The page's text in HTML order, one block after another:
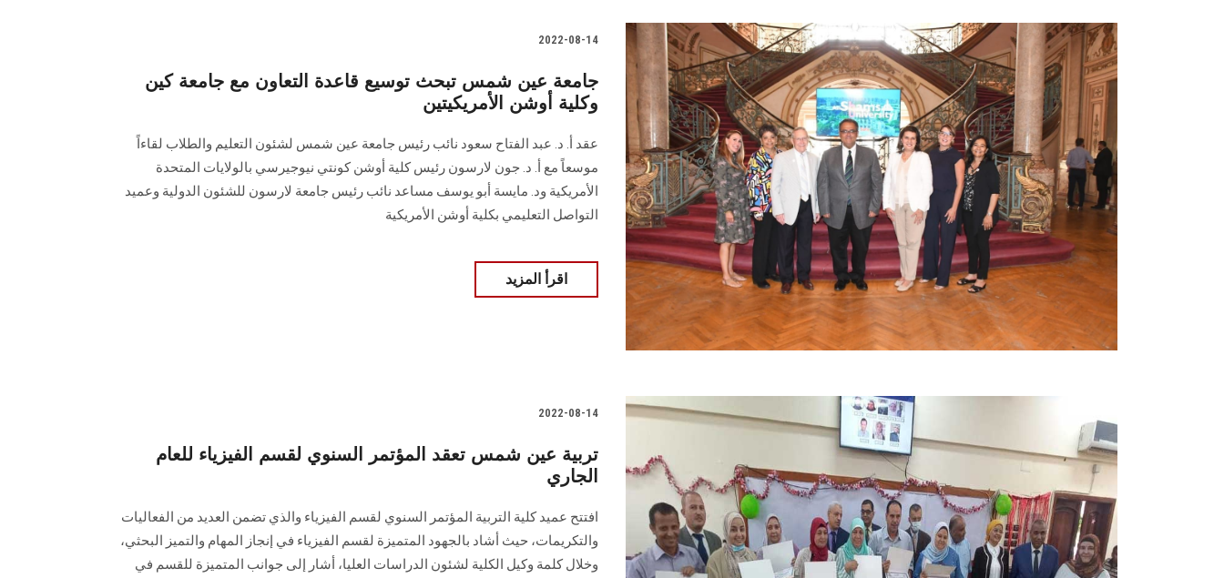
2022-08-14
جامعة عين شمس تبحث توسيع قاعدة التعاون مع جامعة كين
وكلية أوشن الأمريكيتين
عقد أ. د. عبد الفتاح سعود نائب رئيس جامعة عين شمس لشئون التعليم والطلاب لقاءاً
موسعاً مع أ. د. جون لارسون رئيس كلية أوشن كونتي نيوجيرسي بالولايات المتحدة
الأمريكية ود. مايسة أبو يوسف مساعد نائب رئيس جامعة لارسون للشئون الدولية وعميد
التواصل التعليمي بكلية أوشن الأمريكية
اقرأ المزيد
2022-08-14
تربية عين شمس تعقد المؤتمر السنوي لقسم الفيزياء للعام
الجاري
افتتح عميد كلية التربية المؤتمر السنوي لقسم الفيزياء والذي تضمن العديد من الفعاليات
والتكريمات، حيث أشاد بالجهود المتميزة لقسم الفيزياء في إنجاز المهام والتميز البحثي،
وخلال كلمة وكيل الكلية لشئون الدراسات العليا، أشار إلى جوانب المتميزة للقسم في